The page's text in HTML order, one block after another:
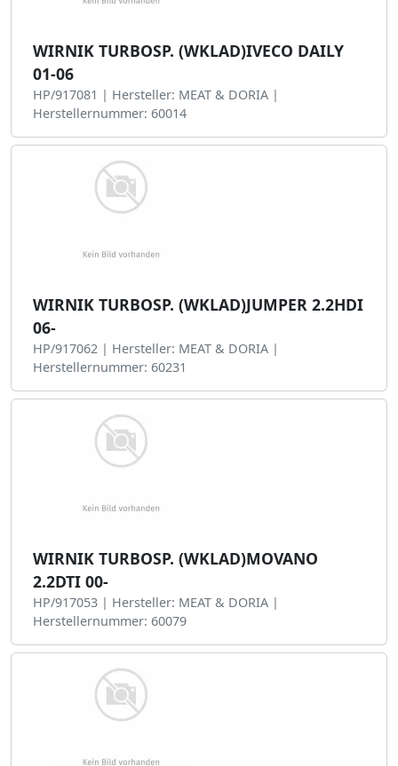
WIRNIK TURBOSP. (WKLAD)IVECO DAILY
01-06
HP/917081 | Hersteller: MEAT & DORIA |
Herstellernummer: 60014
WIRNIK TURBOSP. (WKLAD)JUMPER 2.2HDI
06-
HP/917062 | Hersteller: MEAT & DORIA |
Herstellernummer: 60231
WIRNIK TURBOSP. (WKLAD)MOVANO
2.2DTI 00-
HP/917053 | Hersteller: MEAT & DORIA |
Herstellernummer: 60079